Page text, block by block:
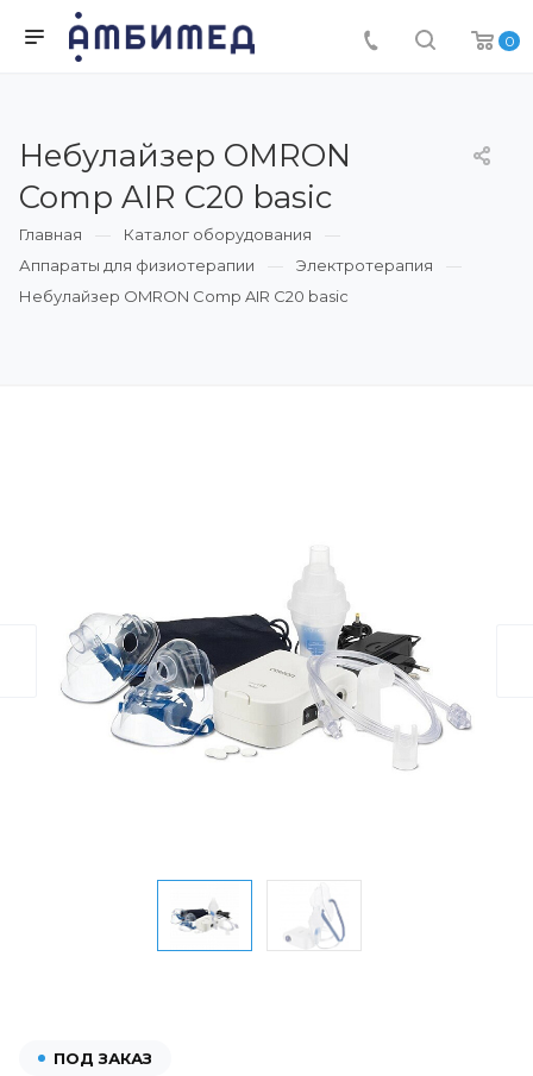
0
Небулайзер OMRON
Comp AIR C20 basic
Главная
Каталог оборудования
Аппараты для физиотерапии
Электротерапия
Небулайзер OMRON Comp AIR C20 basic
ПОД ЗАКАЗ